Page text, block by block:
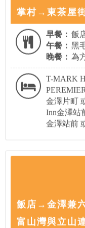
掌村→東茶屋
早餐： 飯
午餐： 黑
晚餐： 為
T-MARK
金澤片町
Inn金澤站
金澤站前
飯店→金澤兼
富山灣與立山